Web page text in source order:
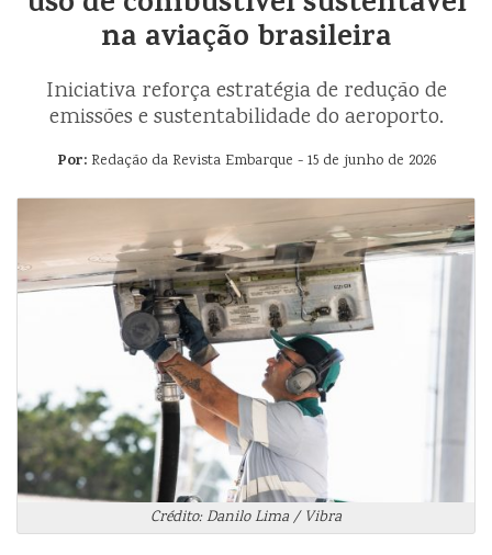
na aviação brasileira
Iniciativa reforça estratégia de redução de
emissões e sustentabilidade do aeroporto.
Por:Redação da Revista Embarque - 15 de junho de 2026
Crédito: Danilo Lima / Vibra